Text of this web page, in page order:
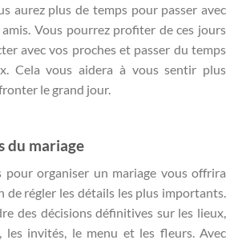
aurez plus de temps pour passer avec
Vous pourrez profiter de ces jours
avec vos proches et passer du temps
Cela vous aidera à vous sentir plus
le grand jour.
du mariage
pour organiser un mariage vous offrira
de régler les détails les plus importants.
des décisions définitives sur les lieux,
les invités, le menu et les fleurs. Avec